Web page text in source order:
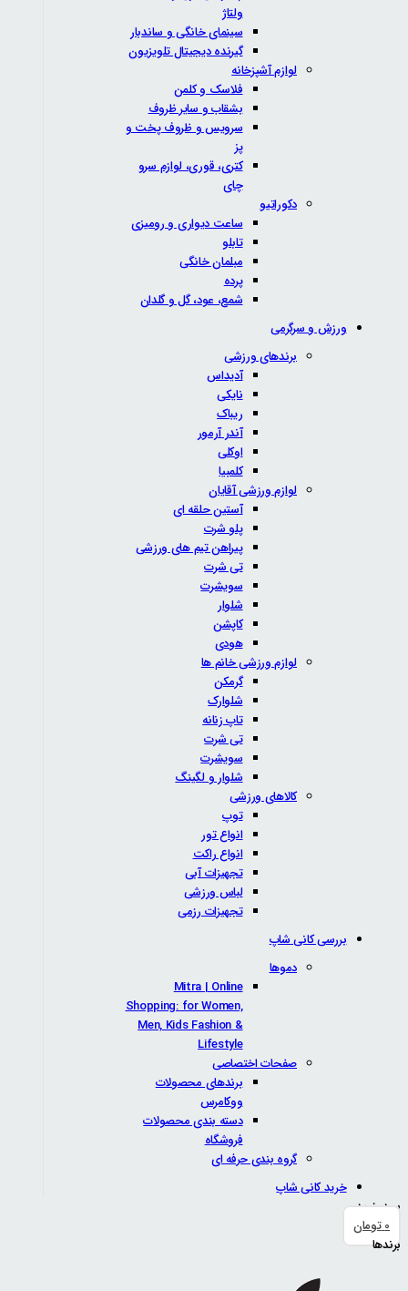
ولتاژ
سینمای خانگی و ساندبار
گیرنده دیجیتال تلویزیون
لوازم آشپزخانه
فلاسک و کلمن
بشقاب و سایر ظروف
سرویس و ظروف پخت و
پز
کتری، قوری، لوازم سرو
چای
دکوراتیو
ساعت دیواری و رومیزی
تابلو
مبلمان خانگی
پرده
شمع، عود، گل و گلدان
ورزش و سرگرمی
برندهای ورزشی
آدیداس
نایکی
ریباک
آندر آرمور
اوکلی
کلمبیا
لوازم ورزشی آقایان
آستین حلقه ای
پلو شرت
پیراهن تیم های ورزشی
تی شرت
سویشرت
شلوار
کاپشن
هودی
لوازم ورزشی خانم ها
گرمکن
شلوارک
تاپ زنانه
تی شرت
سویشرت
شلوار و لگینگ
کالاهای ورزشی
توپ
انواع تور
انواع راکت
تجهیزات آبی
لباس ورزشی
تجهیزات رزمی
بررسی کانی شاپ
دموها
Mitra | Online
Shopping: for Women,
Men, Kids Fashion &
Lifestyle
صفحات اختصاصی
برندهای محصولات
ووکامرس
دسته بندی محصولات
فروشگاه
گروه بندی حرفه ای
خرید کانی شاپ
سبد خرید
0تومان
برندها